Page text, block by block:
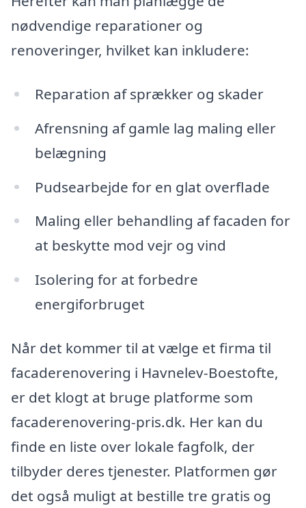
nødvendige reparationer og
renoveringer, hvilket kan inkludere:
Reparation af sprækker og skader
Afrensning af gamle lag maling eller
belægning
Pudsearbejde for en glat overflade
Maling eller behandling af facaden for
at beskytte mod vejr og vind
Isolering for at forbedre
energiforbruget
Når det kommer til at vælge et firma til
facaderenovering i Havnelev-Boestofte,
er det klogt at bruge platforme som
facaderenovering-pris.dk. Her kan du
finde en liste over lokale fagfolk, der
tilbyder deres tjenester. Platformen gør
det også muligt at bestille tre gratis og